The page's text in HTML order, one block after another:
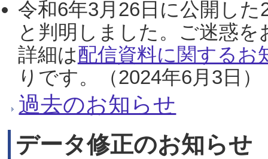
令和6年3月26日に公開し
と判明しました。ご迷惑
詳細は配信資料に関するお
りです。（2024年6月3日）
過去のお知らせ
データ修正のお知らせ